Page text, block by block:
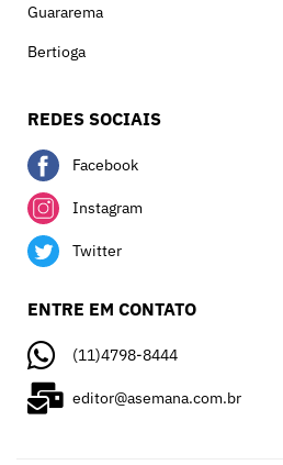
Guararema
Bertioga
REDES SOCIAIS
Facebook
Instagram
Twitter
ENTRE EM CONTATO
(11)4798-8444
editor@asemana.com.br